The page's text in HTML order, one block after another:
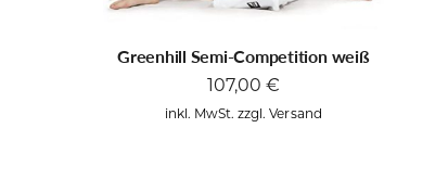
Greenhill Semi-Competition weiß
107,00 €
inkl. MwSt. zzgl. Versand